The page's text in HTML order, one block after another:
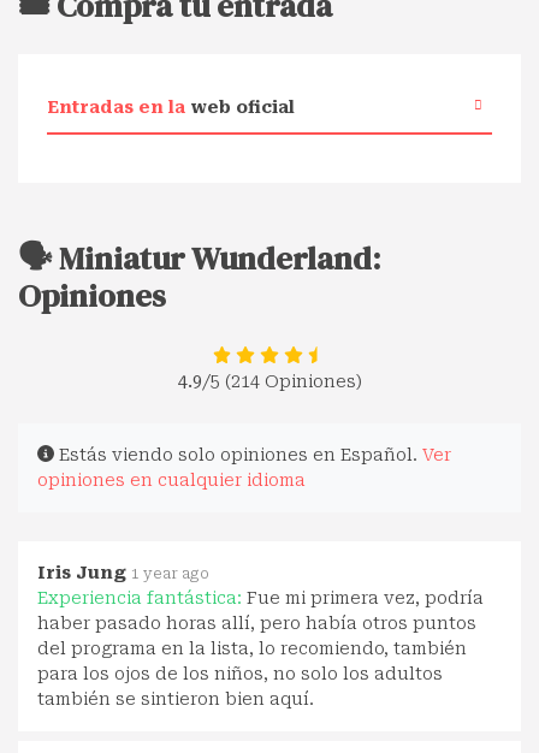
Entradas en la web oficial
🗣️ Miniatur Wunderland:
Opiniones
4.9/5 (214 Opiniones)
Estás viendo solo opiniones en Español. Ver
opiniones en cualquier idioma
Iris Jung 1 year ago
Experiencia fantástica: Fue mi primera vez, podría
haber pasado horas allí, pero había otros puntos
del programa en la lista, lo recomiendo, también
para los ojos de los niños, no solo los adultos
también se sintieron bien aquí.